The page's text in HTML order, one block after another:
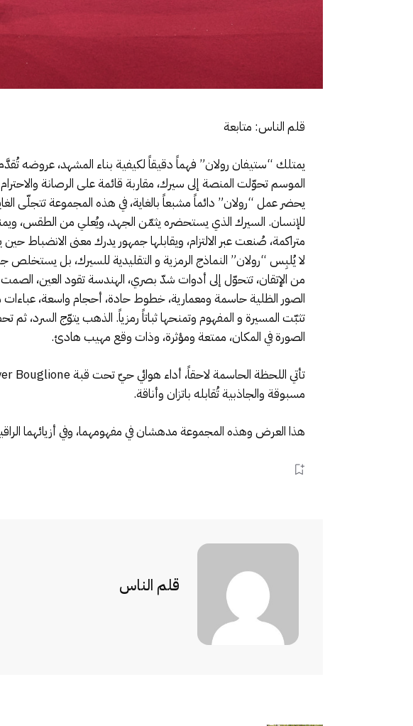
قلم الناس: متابعة
يمتلك “ستيفان رولان” فهماً دقيقاً لكيفية بناء المشهد، عروضه
الموسم تحوّلت المنصة إلى سيرك، مقاربة قائمة على الرصانة
يحضر عمل “رولان” دائماً مشبعاً بالغاية، في هذه المجموعة تتجلّى
للإنسان. السيرك الذي يستحضره يثمّن الجهد، ويُعلي من الطقس،
متراكمة، صُنعت عبر الالتزام، ويقابلها جمهور يدرك معنى الانضباط حين
لا يُلبِس “رولان” النماذج الرمزية و التقليدية للسيرك، بل يستخلص
من الإتقان، تتحوّل إلى أدوات شدّ بصري، الهندسة تقود العين،
الصور الظلية حاسمة ومعمارية، خطوط حادة، أحجام واسعة، عباءات
تثبّت المسيرة و المفهوم وتمنحها ثباتاً رمزياً. الذهب يتوّج السرد،
الصورة في المكان، ممتعة ومؤثرة، وذات وقع مهيب هادئ.
مسبوقة والجاذبية تُقابله باتزان وأناقة.
هذا العرض وهذه المجموعة مدهشان في مفهومهما، وفي أزيائهما
قلم الناس